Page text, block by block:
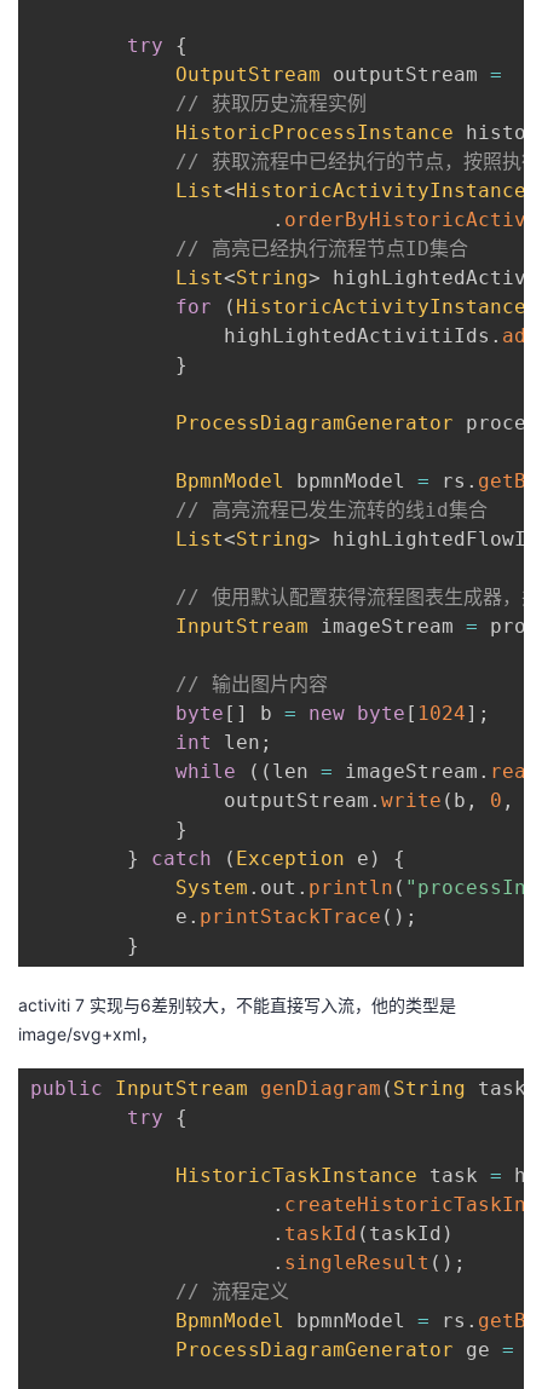
try
{
OutputStream outputStream =
// 获取历史流程实例
HistoricProcessInstance
// 获取流程中已经执行的节点，按照执
List<HistoricActivityInstance
.
// 高亮已经执行流程节点ID集合
List<String>
for
( HistoricActivityInstance
                highLightedActivitiIds
. add
}
ProcessDiagramGenerator
BpmnModel bpmnModel = rs .
// 高亮流程已发生流转的线id集合
List<String>
// 使用默认配置获得流程图表生成器，
InputStream imageStream =
// 输出图片内容
byte [ ] b = new byte [ 1024] ;
int
len ;
while
( ( len = imageStream . read
                outputStream
. write ( b , 0 ,
}
}
catch ( Exception e )
{
System . out . println (
            e
. printStackTrace ( ) ;
}
activiti 7 实现与6差别较大，不能直接写入流，他的类型是
image/svg+xml，
public InputStream genDiagram ( String
try
{
HistoricTaskInstance task = hs
.
. taskId ( taskId )
. singleResult ( ) ;
// 流程定义
BpmnModel
bpmnModel = rs .
ProcessDiagramGenerator ge =